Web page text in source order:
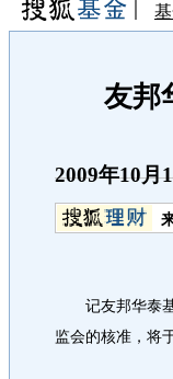
友邦
2009年10月
记友邦华泰基
监会的核准，将